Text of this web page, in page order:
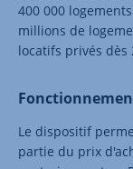
400 000
millions de
locatifs privés dès
Le dispositif
partie du prix